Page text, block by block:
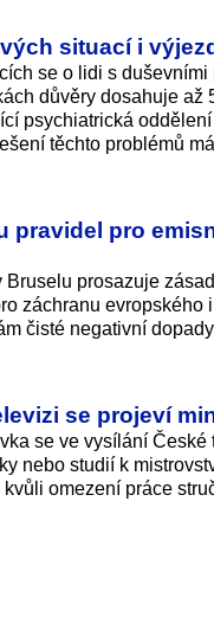
situací i
se o lidi s
důvěry dosahuje
psychiatrická
těchto problémů
pravidel pro
Bruselu prosazuje
záchranu
čisté negativní
se projeví
se ve vysílání
nebo studií k
omezení práce